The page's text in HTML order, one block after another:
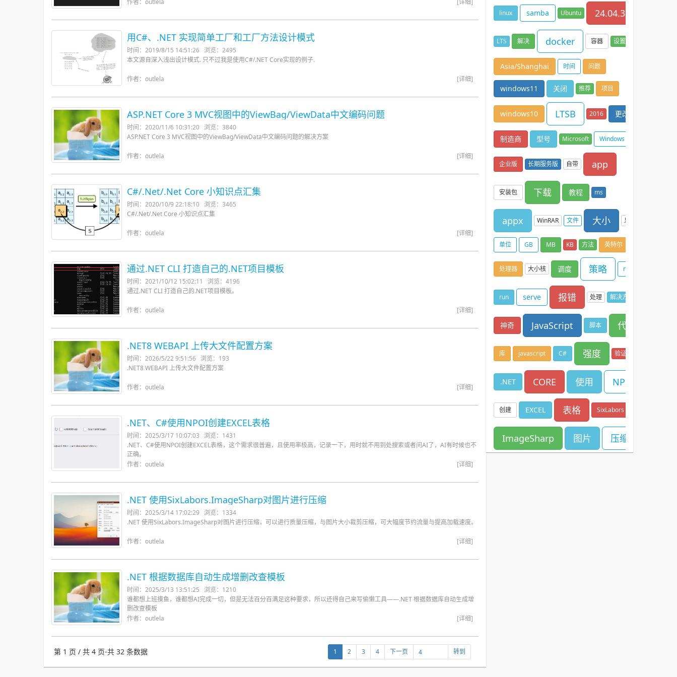
[详细]
作者：outlela
用C#、.NET 实现简单工厂和工厂方法设计模式
时间：2019/8/15 14:51:26 浏览：2495
本文源自深入浅出设计模式. 只不过我是使用C#/.NET Core实现的例子.
[详细]
作者：outlela
ASP.NET Core 3 MVC视图中的ViewBag/ViewData中文编码问题
时间：2020/11/6 10:31:20 浏览：3840
ASP.NET Core 3 MVC视图中的ViewBag/ViewData中文编码问题的解决方案
[详细]
作者：outlela
C#/.Net/.Net Core 小知识点汇集
时间：2020/10/9 22:18:10 浏览：3465
C#/.Net/.Net Core 小知识点汇集
[详细]
作者：outlela
通过.NET CLI 打造自己的.NET项目模板
时间：2021/10/12 15:02:11
浏览：4196
通过.NET CLI 打造自己的.NET项目模板。
[详细]
作者：outlela
.NET8 WEBAPI 上传大文件配置方案
时间：2026/5/22 9:51:56 浏览：193
.NET8 WEBAPI 上传大文件配置方案
[详细]
作者：outlela
.NET、C#使用NPOI创建EXCEL表格
时间：2025/3/17 10:07:03
浏览：1431
.NET、C#使用NPOI创建EXCEL表格，这个需求很普遍，且使用率极高，记录一下，用时就不用到处搜索或者问AI了，AI有时候也不
正确。
[详细]
作者：outlela
.NET 使用SixLabors.ImageSharp对图片进行压缩
时间：2025/3/14 17:02:29
浏览：1334
.NET 使用SixLabors.ImageSharp对图片进行压缩，可以进行质量压缩，与图片大小裁剪压缩，可大幅度节约流量与提高加载速度。
[详细]
作者：outlela
.NET 根据数据库自动生成增删改查模板
时间：2025/3/13 13:51:25
浏览：1210
谁都想上班摸鱼，谁都想AI完成一切，但是无法百分百满足这种要求，所以还得自己来写偷懒工具——.NET 根据数据库自动生成增
删改查模板
[详细]
作者：outlela
第 1 页 / 共 4 页-共 32 条数据 1 2 3 4 下一页 转到
linux samba Ubuntu 24.04.3
LTS 解决 docker 容器 设置
Asia/Shanghai 时间 问题
windows11 关闭 推荐 项目
windows10 LTSB 2016 更改
制造商 型号 Microsoft Windows
企业版 长期服务版 自带 app
安装包 下载 教程 ms
appx WinRAR 文件 大小 显示
单位 GB MB KB 方法 英特尔
处理器 大小核 调度 策略 npm
run serve 报错 处理 解决方案
神奇 JavaScript 脚本 代码
库 javascript C# 强度 验证
.NET CORE 使用 NPOI
创建 EXCEL 表格 SixLabors
ImageSharp 图片 压缩